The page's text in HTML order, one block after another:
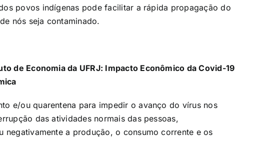
povos indígenas pode facilitar a rápida propagação do
nós seja contaminado.
de Economia da UFRJ: Impacto Econômico da Covid-19
e/ou quarentena para impedir o avanço do vírus nos
das atividades normais das pessoas,
negativamente a produção, o consumo corrente e os